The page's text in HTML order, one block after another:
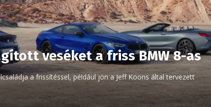
veséket a friss BMW 8-as
a frissítéssel, például jön a Jeff Koons által tervezett